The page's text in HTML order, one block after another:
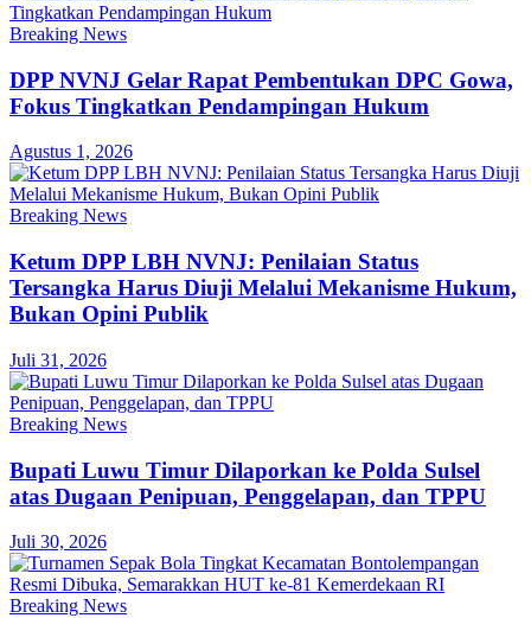
Breaking News
DPP NVNJ Gelar Rapat Pembentukan DPC Gowa,
Fokus Tingkatkan Pendampingan Hukum
Agustus 1, 2026
Breaking News
Ketum DPP LBH NVNJ: Penilaian Status
Tersangka Harus Diuji Melalui Mekanisme Hukum,
Bukan Opini Publik
Juli 31, 2026
Breaking News
Bupati Luwu Timur Dilaporkan ke Polda Sulsel
atas Dugaan Penipuan, Penggelapan, dan TPPU
Juli 30, 2026
Breaking News